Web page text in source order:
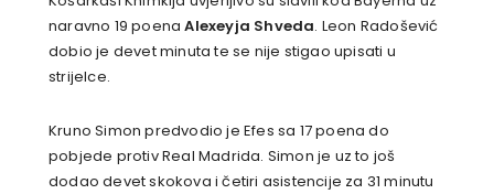
naravno 19 poenaAlexeyja Shveda. Leon Radošević
dobio je devet minuta te se nije stigao upisati u
strijelce.
Kruno Simon predvodio je Efes sa 17 poena do
pobjede protiv Real Madrida. Simon je uz to još
dodao devet skokova i četiri asistencije za 31 minutu